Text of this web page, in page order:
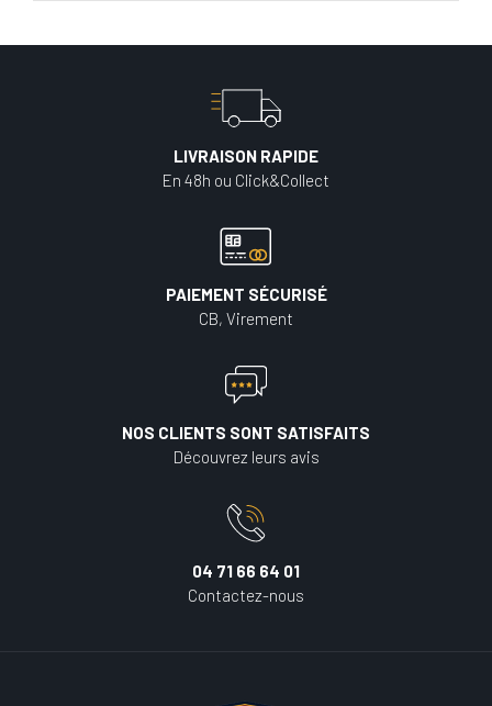
LIVRAISON RAPIDE
En 48h ou Click&Collect
PAIEMENT SÉCURISÉ
CB, Virement
NOS CLIENTS SONT SATISFAITS
Découvrez leurs avis
04 71 66 64 01
Contactez-nous